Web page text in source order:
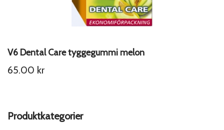
V6 Dental Care tyggegummi melon
65.00 kr
Produktkategorier